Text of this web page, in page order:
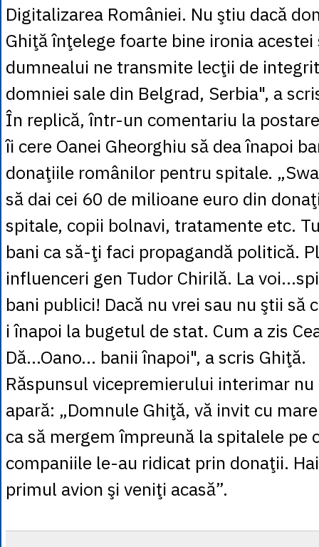
Digitalizarea României. Nu ştiu dacă
Ghiţă înţelege foarte bine ironia
dumnealui ne transmite lecţii de
domniei sale din Belgrad, Serbia", a
În replică, într-un comentariu la
îi cere Oanei Gheorghiu să dea înapoi
donaţiile românilor pentru spitale.
să dai cei 60 de milioane euro din
spitale, copii bolnavi, tratamente etc.
bani ca să-ţi faci propagandă politică.
influenceri gen Tudor Chirilă. La
bani publici! Dacă nu vrei sau nu ştii să
i înapoi la bugetul de stat. Cum a zis
Dă...Oano... banii înapoi", a scris Ghiţă.
Răspunsul vicepremierului interimar
apară: „Domnule Ghiţă, vă invit cu
ca să mergem împreună la spitalele pe
companiile le-au ridicat prin donaţii.
primul avion şi veniţi acasă”.